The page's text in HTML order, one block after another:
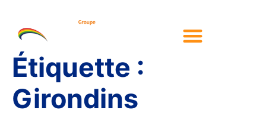
Étiquette :
Girondins